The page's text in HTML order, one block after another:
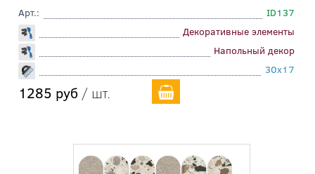
Арт.:
ID137
Декоративные элементы
Напольный декор
30x17
1285 руб / шт.